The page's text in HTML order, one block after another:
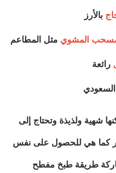
بالأرز
المشوي مثل المطاعم
رائعة
السعودي
شهية ولذيذة وتحتاج إلى
كما هي للحصول على نفس
طريقة طبخ مفطح